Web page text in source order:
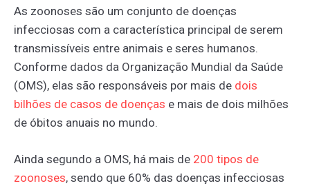
As zoonoses são um conjunto de doenças
infecciosas com a característica principal de serem
transmissíveis entre animais e seres humanos.
Conforme dados da Organização Mundial da Saúde
(OMS), elas são responsáveis por mais de dois
bilhões de casos de doenças e mais de dois milhões
de óbitos anuais no mundo.
Ainda segundo a OMS, há mais de 200 tipos de
zoonoses, sendo que 60% das doenças infecciosas